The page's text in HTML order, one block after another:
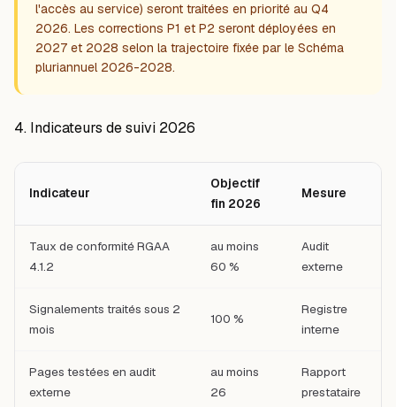
l'accès au service) seront traitées en priorité au Q4
2026. Les corrections P1 et P2 seront déployées en
2027 et 2028 selon la trajectoire fixée par le Schéma
pluriannuel 2026-2028.
4. Indicateurs de suivi 2026
Indicateur
Objectif
fin 2026
Mesure
Taux de conformité RGAA
4.1.2
au moins
60 %
Audit
externe
Signalements traités sous 2
mois
100 %
Registre
interne
Pages testées en audit
externe
au moins
26
Rapport
prestataire